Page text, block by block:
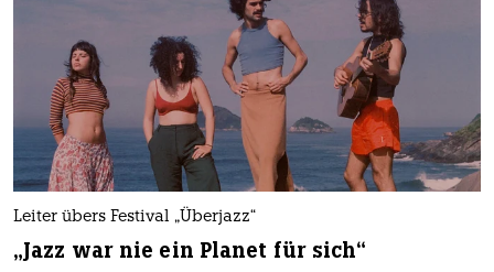
Leiter übers Festival „Überjazz“
„Jazz war nie ein Planet für sich“